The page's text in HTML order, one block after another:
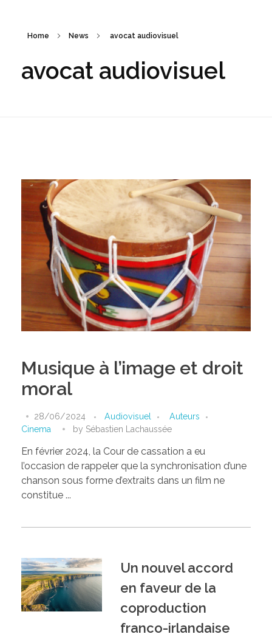
Home News avocat audiovisuel
avocat audiovisuel
Musique à l’image et droit
moral
28/06/2024 Audiovisuel
Auteurs
Cinema
by Sébastien Lachaussée
En février 2024, la Cour de cassation a eu
l’occasion de rappeler que la synchronisation d’une
chanson sous forme d’extraits dans un film ne
constitue ...
Un nouvel accord
en faveur de la
coproduction
franco-irlandaise